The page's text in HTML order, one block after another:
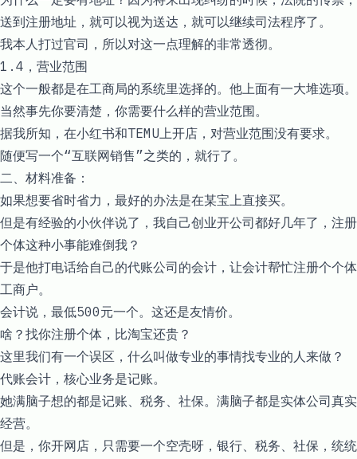
送到注册地址，就可以视为送达，就可以继续司法程序了。
我本人打过官司，所以对这一点理解的非常透彻。
1.4，营业范围
这个一般都是在工商局的系统里选择的。他上面有一大堆选项。
当然事先你要清楚，你需要什么样的营业范围。
据我所知，在小红书和TEMU上开店，对营业范围没有要求。
随便写一个“互联网销售”之类的，就行了。
二、材料准备：
如果想要省时省力，最好的办法是在某宝上直接买。
但是有经验的小伙伴说了，我自己创业开公司都好几年了，注册
个体这种小事能难倒我？
于是他打电话给自己的代账公司的会计，让会计帮忙注册个个体
工商户。
会计说，最低500元一个。这还是友情价。
啥？找你注册个体，比淘宝还贵？
这里我们有一个误区，什么叫做专业的事情找专业的人来做？
代账会计，核心业务是记账。
她满脑子想的都是记账、税务、社保。满脑子都是实体公司真实
经营。
但是，你开网店，只需要一个空壳呀，银行、税务、社保，统统